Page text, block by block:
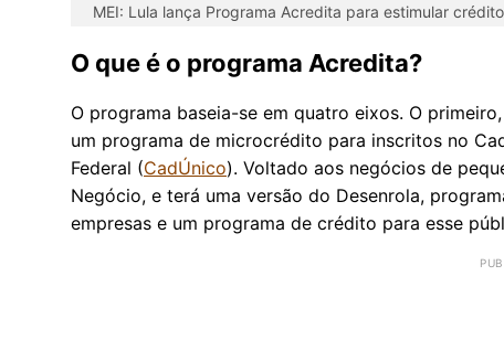
MEI: Lula lança Programa Acredita para estimular
O que é o programa Acredita?
O programa baseia-se em quatro eixos. O
um programa de microcrédito para inscritos no
Federal (CadÚnico). Voltado aos negócios de
Negócio, e terá uma versão do Desenrola,
empresas e um programa de crédito para esse